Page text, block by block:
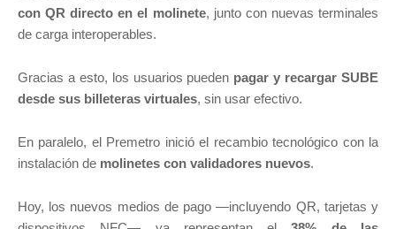
con QR directo en el molinete, junto con nuevas terminales
de carga interoperables.
Gracias a esto, los usuarios pueden pagar y recargar SUBE
desde sus billeteras virtuales, sin usar efectivo.
En paralelo, el Premetro inició el recambio tecnológico con la
instalación de molinetes con validadores nuevos.
Hoy, los nuevos medios de pago —incluyendo QR, tarjetas y